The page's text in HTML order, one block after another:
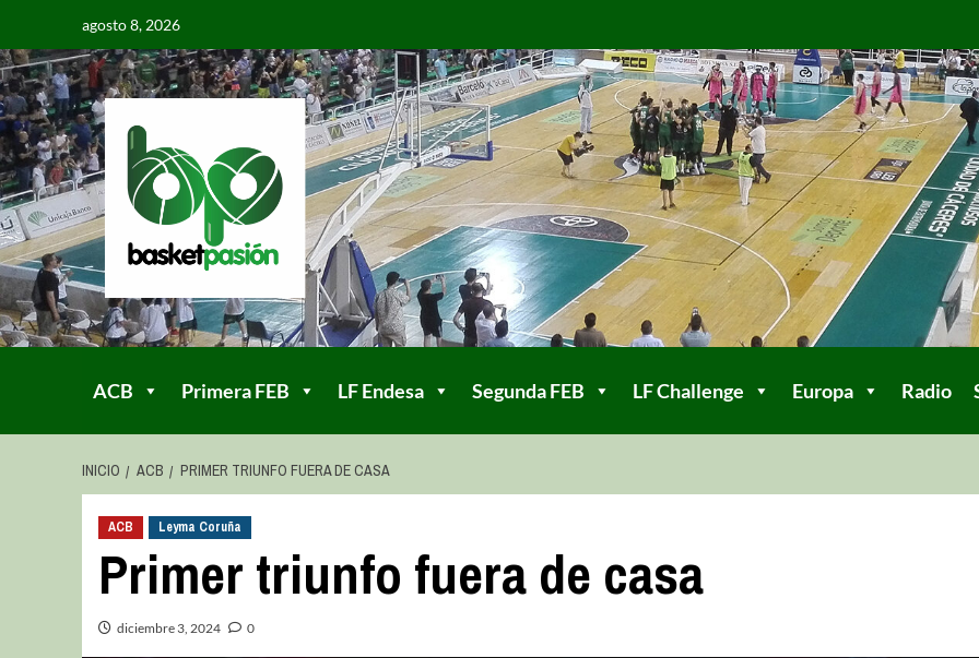
agosto 8, 2026
ACB Primera FEB LF Endesa Segunda FEB LF Challenge Europa Radio
INICIO ACB PRIMER TRIUNFO FUERA DE CASA
ACB Leyma Coruña
Primer triunfo fuera de casa
diciembre 3, 2024 0